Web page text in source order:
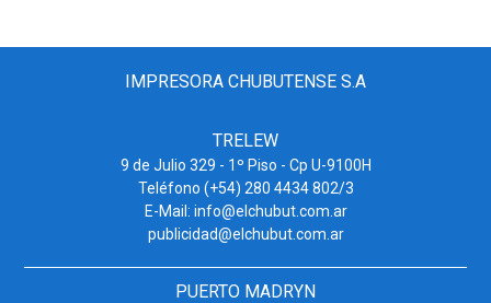
IMPRESORA CHUBUTENSE S.A
TRELEW
9 de Julio 329 - 1º Piso - Cp U-9100H
Teléfono (+54) 280 4434 802/3
E-Mail: info@elchubut.com.ar
publicidad@elchubut.com.ar
PUERTO MADRYN